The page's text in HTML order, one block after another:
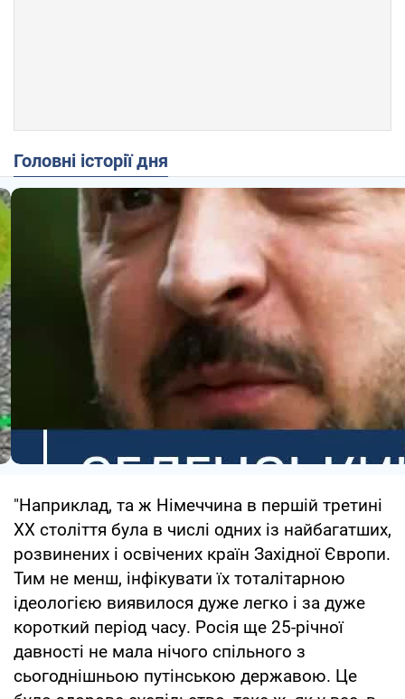
Головні історії дня
"Наприклад, та ж Німеччина в першій третині
XX століття була в числі одних із найбагатших,
розвинених і освічених країн Західної Європи.
Тим не менш, інфікувати їх тоталітарною
ідеологією виявилося дуже легко і за дуже
короткий період часу. Росія ще 25-річної
давності не мала нічого спільного з
сьогоднішньою путінською державою. Це